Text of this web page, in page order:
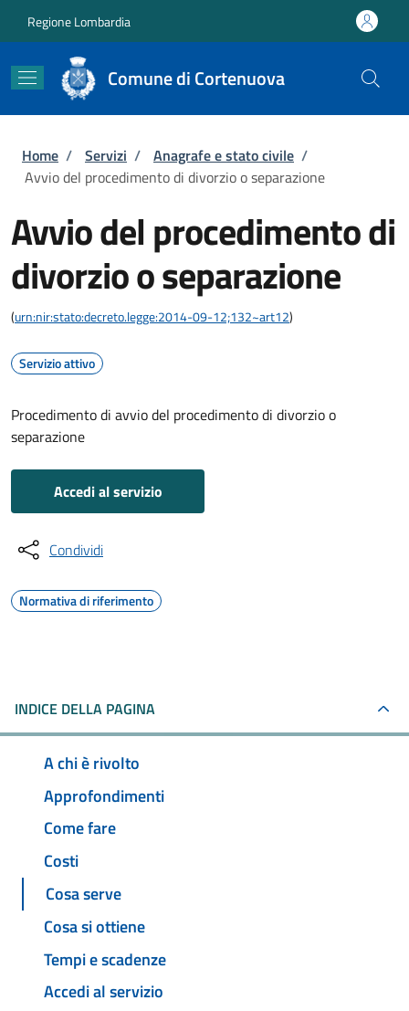
Regione Lombardia
Comune di Cortenuova
Briciole di pane
Home / Servizi / Anagrafe e stato civile /
Avvio del procedimento di divorzio o separazione
Avvio del procedimento di
divorzio o separazione
(urn:nir:stato:decreto.legge:2014-09-12;132~art12)
Servizio attivo
Procedimento di avvio del procedimento di divorzio o
separazione
Accedi al servizio
Condividi
Normativa di riferimento
INDICE DELLA PAGINA
A chi è rivolto
Approfondimenti
Come fare
Costi
Cosa serve
Cosa si ottiene
Tempi e scadenze
Accedi al servizio